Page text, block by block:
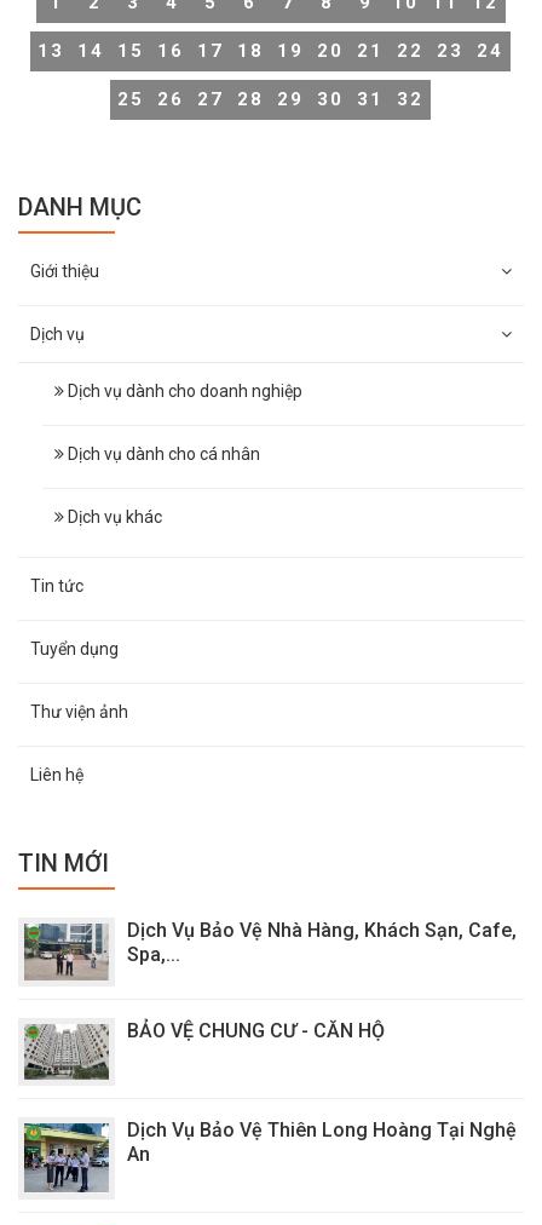
13 14 15 16 17 18 19 20 21 22 23 24
25 26 27 28 29 30 31 32
DANH MỤC
Giới thiệu
Dịch vụ
Dịch vụ dành cho doanh nghiệp
Dịch vụ dành cho cá nhân
Dịch vụ khác
Tin tức
Tuyển dụng
Thư viện ảnh
Liên hệ
TIN MỚI
Dịch Vụ Bảo Vệ Nhà Hàng, Khách Sạn, Cafe,
Spa,...
BẢO VỆ CHUNG CƯ - CĂN HỘ
Dịch Vụ Bảo Vệ Thiên Long Hoàng Tại Nghệ
An